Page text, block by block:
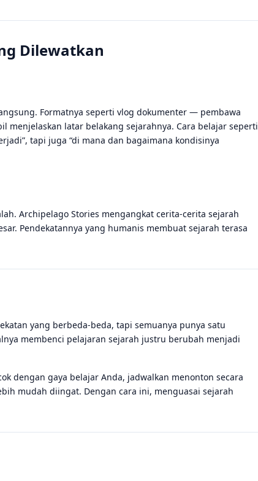
Dilewatkan
Formatnya seperti vlog dokumenter — pembawa
menjelaskan latar belakang sejarahnya. Cara belajar seperti
tapi juga “di mana dan bagaimana kondisinya
Archipelago Stories mengangkat cerita-cerita sejarah
Pendekatannya yang humanis membuat sejarah terasa
yang berbeda-beda, tapi semuanya punya satu
membenci pelajaran sejarah justru berubah menjadi
dengan gaya belajar Anda, jadwalkan menonton secara
mudah diingat. Dengan cara ini, menguasai sejarah